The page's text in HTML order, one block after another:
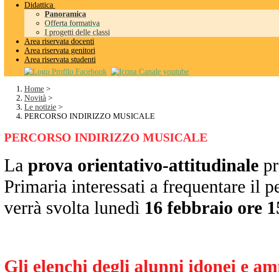
Didattica
Panoramica
Offerta formativa
I progetti delle classi
Area riservata docenti
Area riservata genitori
Area riservata studenti
Home >
Novità >
Le notizie >
PERCORSO INDIRIZZO MUSICALE
PERCORSO INDIRIZZO MUSICALE
La prova orientativo-attitudinale
Primaria interessati a frequentare il
verrà svolta lunedì 16 febbraio ore
Gli elenchi degli alunni idonei e